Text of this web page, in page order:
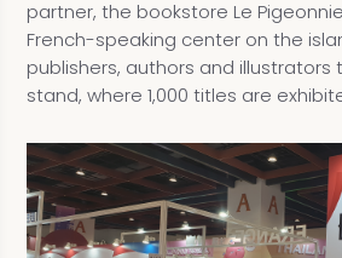
partner, the bookstore Le
French-speaking center on the
publishers, authors and illustrators
stand, where 1,000 titles are